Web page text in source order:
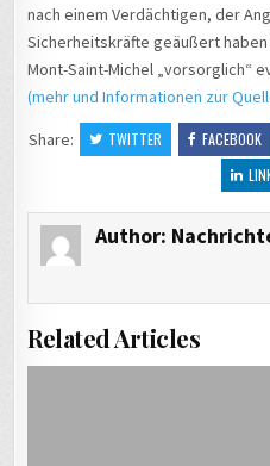
nach einem Verdächtigen, der
Sicherheitskräfte geäußert
Mont-Saint-Michel „vorsorglich“
(mehr und Informationen zur
Share:
TWITTER FACEBOOK
Author:
Related Articles